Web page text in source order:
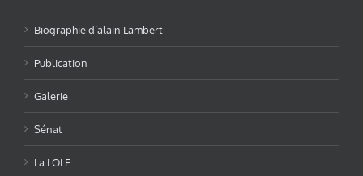
Biographie d’alain Lambert
Publication
Galerie
Sénat
La LOLF